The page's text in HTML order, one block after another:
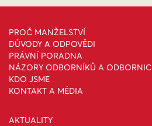
PROČ MANŽELSTVÍ
DŮVODY A ODPOVĚDI
PRÁVNÍ PORADNA
NÁZORY ODBORNÍKŮ A ODBORNIC
KDO JSME
KONTAKT A MÉDIA
AKTUALITY